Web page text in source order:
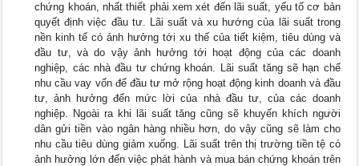
chứng khoán, nhất thiết phải xem xét đến lãi suất, yếu tố cơ bản
quyết định việc đầu tư. Lãi suất và xu hướng của lãi suất trong
nền kinh tế có ảnh hưởng tới xu thế của tiết kiệm, tiêu dùng và
đầu tư, và do vậy ảnh hưởng tới hoạt động của các doanh
nghiệp, các nhà đầu tư chứng khoán. Lãi suất tăng sẽ hạn chế
nhu cầu vay vốn để đầu tư mở rộng hoạt động kinh doanh và đầu
tư, ảnh hưởng đến mức lời của nhà đầu tư, của các doanh
nghiệp. Ngoài ra khi lãi suất tăng cũng sẽ khuyến khích người
dân gửi tiền vào ngân hàng nhiều hơn, do vậy cũng sẽ làm cho
nhu cầu tiêu dùng giảm xuống. Lãi suất trên thị trường tiền tệ có
ảnh hưởng lớn đến việc phát hành và mua bán chứng khoán trên